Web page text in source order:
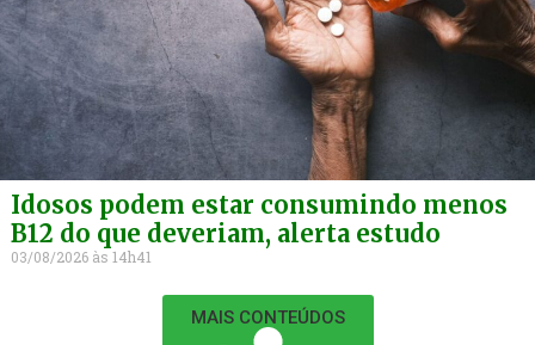
Idosos podem estar consumindo menos
B12 do que deveriam, alerta estudo
03/08/2026 14h41
MAIS CONTEÚDOS